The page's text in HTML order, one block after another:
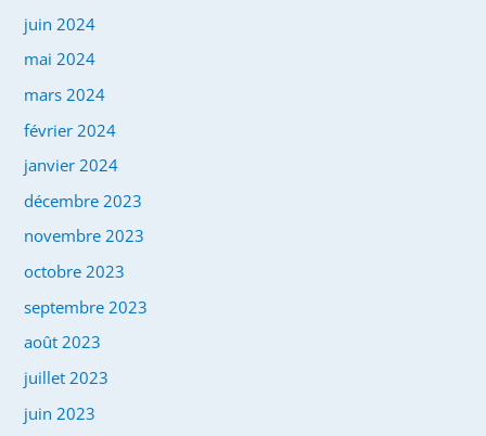
juin 2024
mai 2024
mars 2024
février 2024
janvier 2024
décembre 2023
novembre 2023
octobre 2023
septembre 2023
août 2023
juillet 2023
juin 2023